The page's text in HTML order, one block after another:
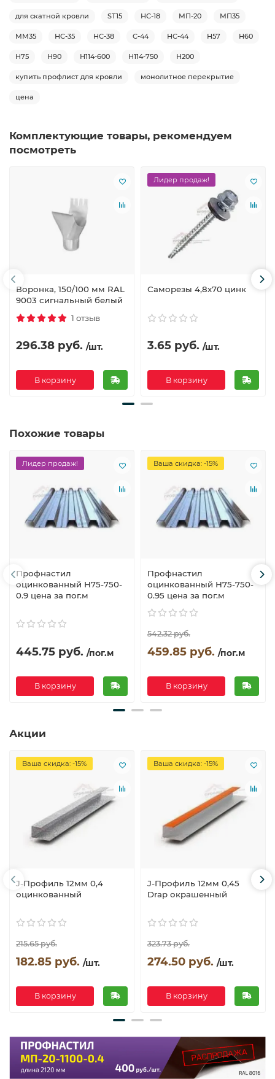
для скатной кровли ST15 НС-18 МП-20 МП35
ММ35 НС-35 НС-38 С-44 НС-44 Н57 Н60
Н75 Н90 Н114-600 Н114-750 Н200
купить профлист для кровли монолитное перекрытие
цена
Комплектующие товары, рекомендуем
посмотреть
Воронка, 150/100 мм RAL
9003 сигнальный белый
1 отзыв
296.38 руб. /шт.
В корзину
Лидер продаж!
Саморезы 4,8х70 цинк
3.65 руб. /шт.
В корзину
Похожие товары
Лидер продаж!
Профнастил
оцинкованный Н75-750-
0.9 цена за пог.м
445.75 руб. /пог.м
В корзину
Ваша скидка: -15%
Профнастил
оцинкованный Н75-750-
0.95 цена за пог.м
542.32 руб.
459.85 руб. /пог.м
В корзину
Акции
Ваша скидка: -15%
J-Профиль 12мм 0,4
оцинкованный
215.65 руб.
182.85 руб. /шт.
В корзину
Ваша скидка: -15%
J-Профиль 12мм 0,45
Drap окрашенный
323.73 руб.
274.50 руб. /шт.
В корзину